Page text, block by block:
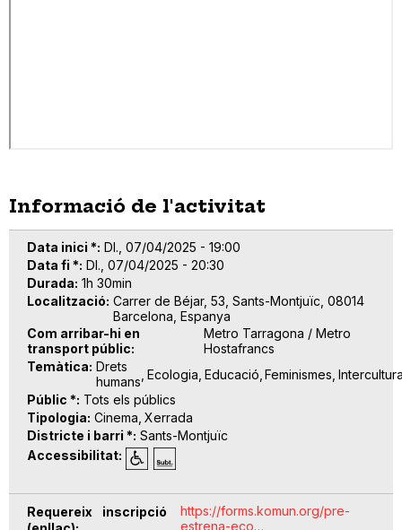
Informació de l'activitat
Data inici * Dl., 07/04/2025 - 19:00
Data fi * Dl., 07/04/2025 - 20:30
Durada 1h 30min
Localització Carrer de Béjar, 53, Sants-Montjuïc, 08014
Barcelona, Espanya
Com arribar-hi en
transport públic
Metro Tarragona / Metro
Hostafrancs
Temàtica Drets
humans Ecologia Educació Feminismes
Públic * Tots els públics
Tipologia Cinema Xerrada
Districte i barri * Sants-Montjuïc
Accessibilitat
Requereix inscripció
https://forms.komun.org/pre-
estrena-eco…